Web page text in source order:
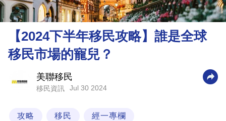
市
理
財
商
業
科
【2024下半年移民攻略】誰是全球
移民市場的寵兒？
美聯移民
移民資訊 Jul 30 2024
攻略 移民 經一專欄